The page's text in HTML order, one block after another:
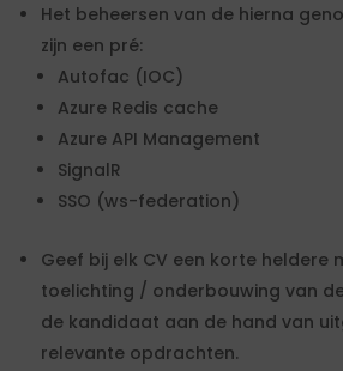
Het beheersen van de hierna
zijn een pré:
Autofac (IOC)
Azure Redis cache
Azure API Management
SignalR
SSO (ws-federation)
Geef bij elk CV een korte heldere
toelichting / onderbouwing van
de kandidaat aan de hand van
relevante opdrachten.